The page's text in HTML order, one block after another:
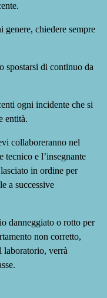
chiedere sempre
spostarsi di continuo da
ogni incidente che si
entità.
collaboreranno nel
tecnico e l’insegnante
in ordine per
a successive
danneggiato o rotto per
non corretto,
laboratorio, verrà